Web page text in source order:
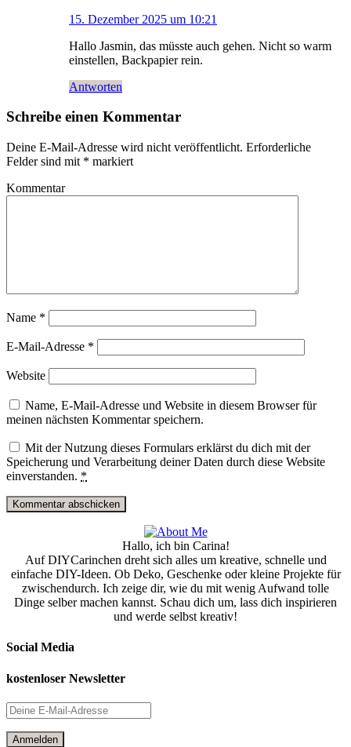
15. Dezember 2025 um 10:21
Hallo Jasmin, das müsste auch gehen. Nicht so warm
einstellen, Backpapier rein.
Antworten
Schreibe einen Kommentar
Deine E-Mail-Adresse wird nicht veröffentlicht. Erforderliche
Felder sind mit * markiert
Kommentar
Name *
E-Mail-Adresse *
Website
Name, E-Mail-Adresse und Website in diesem Browser für
meinen nächsten Kommentar speichern.
Mit der Nutzung dieses Formulars erklärst du dich mit der
Speicherung und Verarbeitung deiner Daten durch diese Website
einverstanden. *
Hallo, ich bin Carina!
Auf DIYCarinchen dreht sich alles um kreative, schnelle und
einfache DIY-Ideen. Ob Deko, Geschenke oder kleine Projekte für
zwischendurch. Ich zeige dir, wie du mit wenig Aufwand tolle
Dinge selber machen kannst. Schau dich um, lass dich inspirieren
und werde selbst kreativ!
Social Media
kostenloser Newsletter